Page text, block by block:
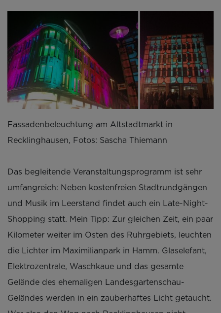
Fassadenbeleuchtung am Altstadtmarkt in
Recklinghausen, Fotos: Sascha Thiemann
Das begleitende Veranstaltungsprogramm ist sehr
umfangreich: Neben kostenfreien Stadtrundgängen
und Musik im Leerstand findet auch ein Late-Night-
Shopping statt. Mein Tipp: Zur gleichen Zeit, ein paar
Kilometer weiter im Osten des Ruhrgebiets, leuchten
die Lichter im Maximilianpark in Hamm. Glaselefant,
Elektrozentrale, Waschkaue und das gesamte
Gelände des ehemaligen Landesgartenschau-
Geländes werden in ein zauberhaftes Licht getaucht.